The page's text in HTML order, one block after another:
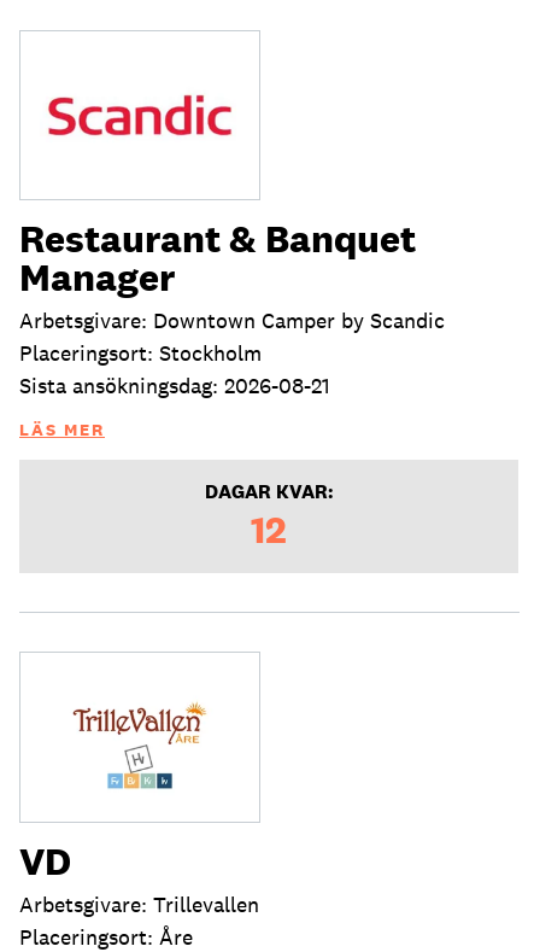
Restaurant & Banquet
Manager
Arbetsgivare: Downtown Camper by Scandic
Placeringsort: Stockholm
Sista ansökningsdag: 2026-08-21
LÄS MER
DAGAR KVAR:
12
VD
Arbetsgivare: Trillevallen
Placeringsort: Åre